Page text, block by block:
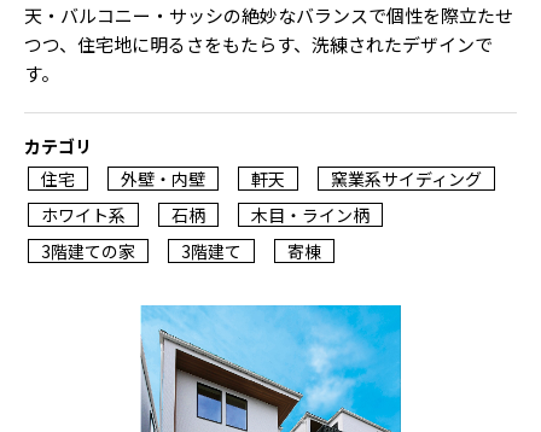
天・バルコニー・サッシの絶妙なバランスで個性を際立たせ
つつ、住宅地に明るさをもたらす、洗練されたデザインで
す。
カテゴリ
住宅
外壁・内壁 軒天
窯業系サイディング
ホワイト系
石柄
木目・ライン柄
3階建ての家
3階建て 寄棟